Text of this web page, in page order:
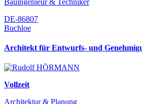
DE-86807
Buchloe
Architekt für Entwurfs- und
Vollzeit
Architektur & Planung